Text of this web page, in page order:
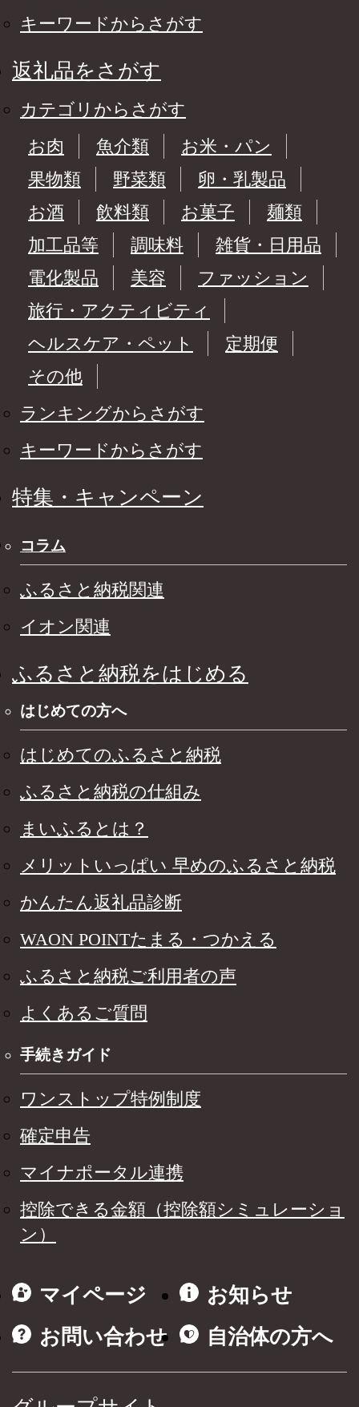
キーワードからさがす
返礼品をさがす
カテゴリからさがす
お肉
魚介類
お米・パン
果物類
野菜類
卵・乳製品
お酒
飲料類 お菓子
麺類
加工品等
調味料
雑貨・日用品
電化製品
美容
ファッション
旅行・アクティビティ
ヘルスケア・ペット
定期便
その他
ランキングからさがす
キーワードからさがす
特集・キャンペーン
コラム
ふるさと納税関連
イオン関連
ふるさと納税をはじめる
はじめての方へ
はじめてのふるさと納税
ふるさと納税の仕組み
まいふるとは？
メリットいっぱい 早めのふるさと納税
かんたん返礼品診断
WAON POINTたまる・つかえる
ふるさと納税ご利用者の声
よくあるご質問
手続きガイド
ワンストップ特例制度
確定申告
マイナポータル連携
控除できる金額（控除額シミュレーショ
ン）
マイページ
お知らせ
お問い合わせ
自治体の方へ